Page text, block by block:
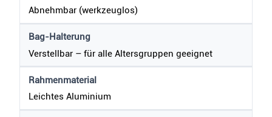
Abnehmbar (werkzeuglos)
Bag-Halterung
Verstellbar – für alle Altersgruppen geeignet
Rahmenmaterial
Leichtes Aluminium